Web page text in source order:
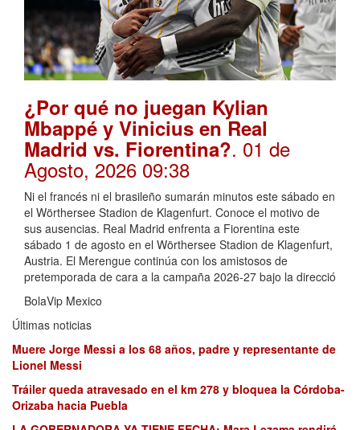
¿Por qué no juegan Kylian
Mbappé y Vinicius en Real
Madrid vs. Fiorentina?. 01 de
Agosto, 2026 09:38
Ni el francés ni el brasileño sumarán minutos este sábado en
el Wörthersee Stadion de Klagenfurt. Conoce el motivo de
sus ausencias. Real Madrid enfrenta a Fiorentina este
sábado 1 de agosto en el Wörthersee Stadion de Klagenfurt,
Austria. El Merengue continúa con los amistosos de
pretemporada de cara a la campaña 2026-27 bajo la direcció
BolaVip Mexico
Últimas noticias
Muere Jorge Messi a los 68 años, padre y representante de
Lionel Messi
Tráiler queda atravesado en el km 278 y bloquea la Córdoba-
Orizaba hacia Puebla